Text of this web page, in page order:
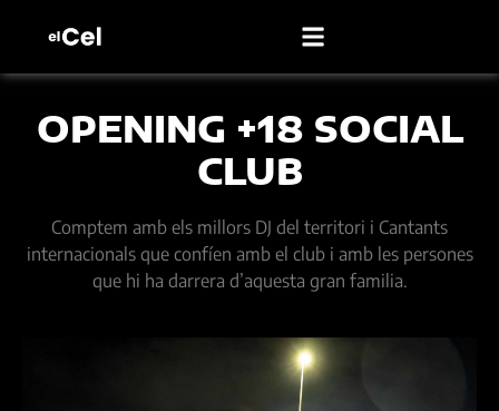
OPENING +18 SOCIAL
CLUB
Comptem amb els millors DJ del territori i Cantants
internacionals que confíen amb el club i amb les persones
que hi ha darrera d’aquesta gran familia.